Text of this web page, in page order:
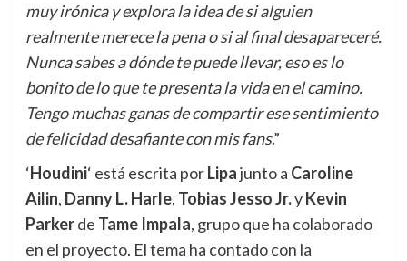
muy irónica y explora la idea de si alguien
realmente merece la pena o si al final desapareceré.
Nunca sabes a dónde te puede llevar, eso es lo
bonito de lo que te presenta la vida en el camino.
Tengo muchas ganas de compartir ese sentimiento
de felicidad desafiante con mis fans.”
‘Houdini‘ está escrita porLipajunto a Caroline
Ailin, Danny L. Harle, Tobias Jesso Jr.yKevin
Parkerde Tame Impala, grupo que ha colaborado
en el proyecto. El tema ha contado con la